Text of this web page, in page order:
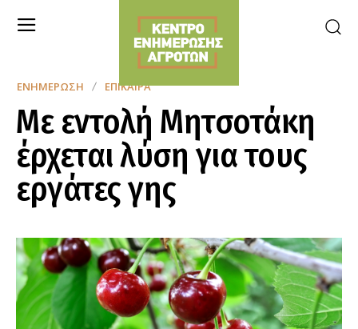
ΕΝΗΜΈΡΩΣΗ ΕΠΊΚΑΙΡΑ
Με εντολή Μητσοτάκη
έρχεται λύση για τους
εργάτες γης